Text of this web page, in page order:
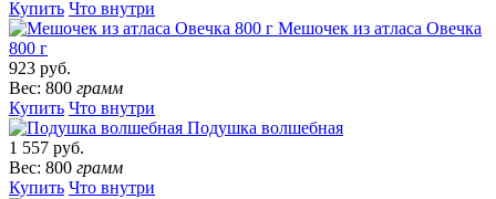
Купить Что внутри
Мешочек из атласа Овечка
800 г
923 руб.
Вес: 800 грамм
Купить Что внутри
Подушка волшебная
1 557 руб.
Вес: 800 грамм
Купить Что внутри